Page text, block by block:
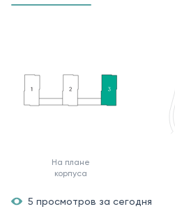
На плане
корпуса
5 просмотров за сегодня